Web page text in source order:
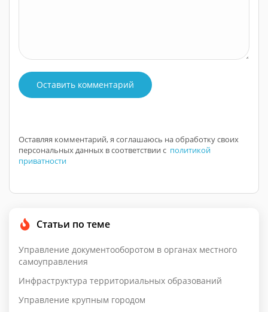
Оставить комментарий
Оставляя комментарий, я соглашаюсь на обработку своих
персональных данных в соответствии с политикой
приватности
Статьи по теме
Управление документооборотом в органах местного
самоуправления
Инфраструктура территориальных образований
Управление крупным городом